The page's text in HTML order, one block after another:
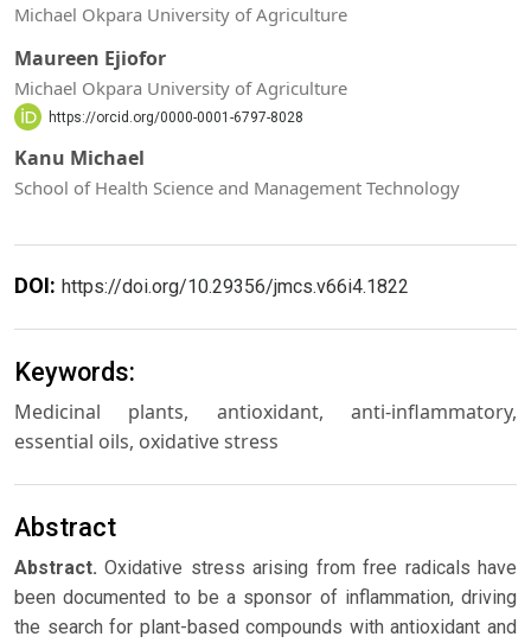
Michael Okpara University of Agriculture
Maureen Ejiofor
Michael Okpara University of Agriculture
https://orcid.org/0000-0001-6797-8028
Kanu Michael
School of Health Science and Management Technology
DOI: https://doi.org/10.29356/jmcs.v66i4.1822
Keywords:
Medicinal plants, antioxidant, anti-inflammatory,
essential oils, oxidative stress
Abstract
Abstract.Oxidative stress arising from free radicals have
been documented to be a sponsor of inflammation, driving
the search for plant-based compounds with antioxidant and